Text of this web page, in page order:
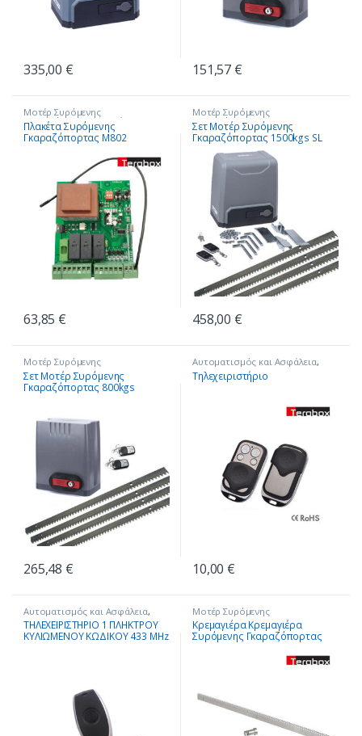
335,00 € 151,57 €
Μοτέρ Συρόμενης
Γκαραζόπορτας , Πλακέτες
Ελέγχου Μοτέρ
Πλακέτα Συρόμενης
Γκαραζόπορτας Μ802
63,85 €
Μοτέρ Συρόμενης
Γκαραζόπορτας
Σετ Μοτέρ Συρόμενης
Γκαραζόπορτας 1500kgs SL
458,00 €
Μοτέρ Συρόμενης
Γκαραζόπορτας
Σετ Μοτέρ Συρόμενης
Γκαραζόπορτας 800kgs
265,48 €
Αυτοματισμός και Ασφάλεια,
Μοτέρ Συρόμενης
Γκαραζόπορτας
Τηλεχειριστήριο
10,00 €
Αυτοματισμός και Ασφάλεια,
Μοτέρ Συρόμενης
Γκαραζόπορτας
ΤΗΛΕΧΕΙΡΙΣΤΗΡΙΟ 1 ΠΛΗΚΤΡΟΥ
ΚΥΛΙΩΜΕΝΟΥ ΚΩΔΙΚΟΥ 433 MHz
Μοτέρ Συρόμενης
Γκαραζόπορτας
Κρεμαγιέρα Κρεμαγιέρα
Συρόμενης Γκαραζόπορτας